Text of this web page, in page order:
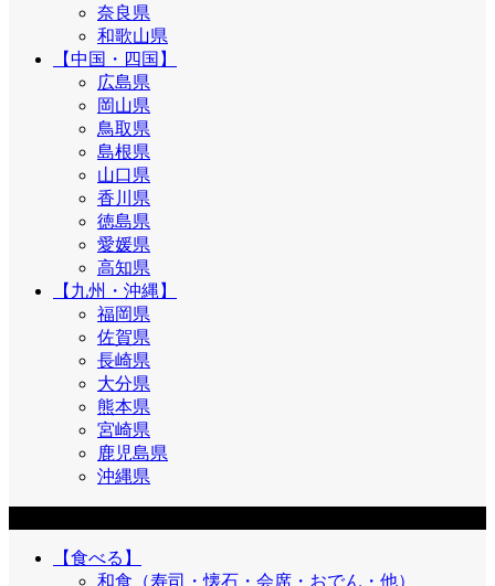
奈良県
和歌山県
【中国・四国】
広島県
岡山県
鳥取県
島根県
山口県
香川県
徳島県
愛媛県
高知県
【九州・沖縄】
福岡県
佐賀県
長崎県
大分県
熊本県
宮崎県
鹿児島県
沖縄県
【食べる】
和食（寿司・懐石・会席・おでん・他）